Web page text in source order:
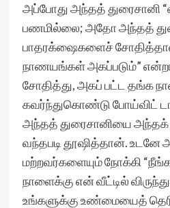
அப்போது அந்தத் துரைசானி
பணமில்லை; அதோ அந்தத்
பாதரக்ஷைகளைச்
நாணயங்கள் அகப்படும்”
சோதித்து, அகப் பட்ட தங்க
கவர்ந்துகொண்டு போய்விட்
அந்தத் துரைசானியை
வந்தபடி தூஷித்தான். உடனே
மற்றவர்களையும் நோக்கி
நாளைக்கு என் வீட்டில்
உங்களுக்கு உண்மையைத்